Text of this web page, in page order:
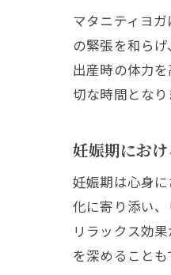
マタニティヨ
の緊張を和ら
出産時の体力
切な時間とな
妊娠期にお
妊娠期は心身
化に寄り添い
リラックス効
を深めること